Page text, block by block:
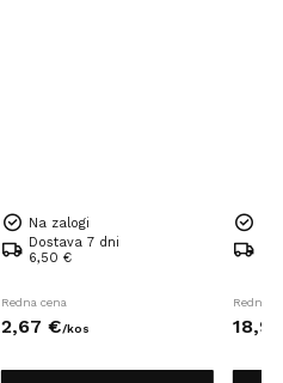
Na zalogi
Dostava 7 dni
6,50 €
Redna cena
2,67 €/kos
Redna
18,91